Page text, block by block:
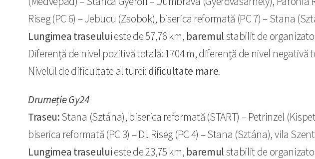
Riseg (PC 6) – Jebucu (Zsobok), biserica reformată (PC 7) – Stana
Lungimea traseuluieste de 57,76 km, baremulstabilit de
Diferență de nivel pozitivă totală: 1704 m, diferență de nivel negativă
Nivelul de dificultate al turei:dificultate mare.
Drumeție Gy24
Traseu:Stana (Sztána), biserica reformată (START) – Petrinzel
biserica reformată (PC 3) – Dl. Riseg (PC 4) – Stana (Sztána), vila
Lungimea traseuluieste de 23,75 km, baremulstabilit de